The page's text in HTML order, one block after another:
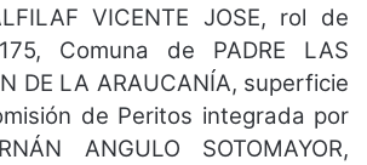
VICENTE JOSE, rol de
Comuna de PADRE LAS
DE LA ARAUCANÍA, superficie
de Peritos integrada por
ANGULO SOTOMAYOR,